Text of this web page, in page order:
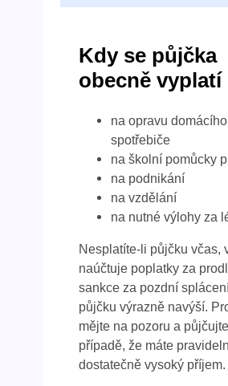
Kdy se půjčka
obecně vyplatí
na opravu domácího
spotřebiče
na školní pomůcky
na podnikání
na vzdělání
na nutné výlohy za
Nesplatíte-li půjčku včas,
naúčtuje poplatky za
sankce za pozdní
půjčku výrazně navýší.
mějte na pozoru a
případě, že máte
dostatečně vysoký příjem.